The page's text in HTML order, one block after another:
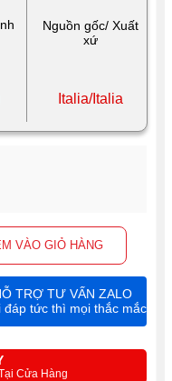
Nguồn gốc/ Xuất
xứ
Italia/Italia
VÀO GIỎ HÀNG
Cửa Hàng
TRỢ TƯ VẤN ZALO
đáp tức thì mọi thắc mắc